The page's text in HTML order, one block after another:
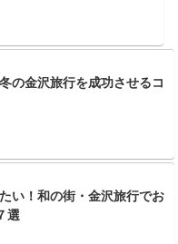
の金沢旅行を成功させるコ
い！和の街・金沢旅行でお
選